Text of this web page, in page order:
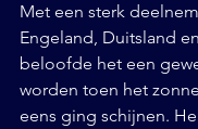
Met een sterk
Engeland, Duitsland
beloofde het een
worden toen het
eens ging schijnen.